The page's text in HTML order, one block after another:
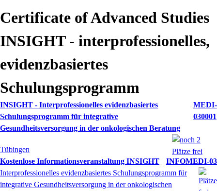
Certificate of Advanced Studies
INSIGHT - interprofessionelles,
evidenzbasiertes
Schulungsprogramm
INSIGHT - Interprofessionelles evidenzbasiertes
Schulungsprogramm für integrative
Gesundheitsversorgung in der onkologischen Beratung
MEDI-
030001
Tübingen
Kostenlose Informationsveranstaltung INSIGHT
INFOMEDI-03
Interprofessionelles evidenzbasiertes Schulungsprogramm für
integrative Gesundheitsversorgung in der onkologischen